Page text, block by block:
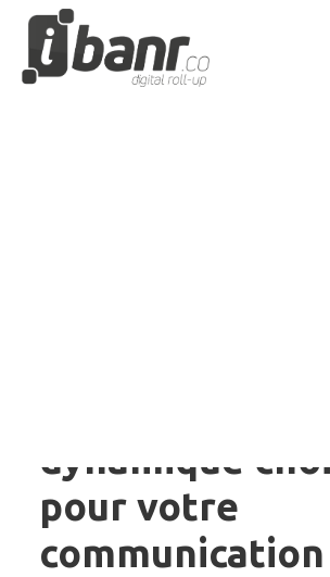
dynamique
pour votre
communication